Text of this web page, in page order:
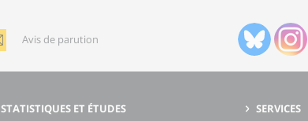
Avis de parution
STATISTIQUES ET ÉTUDES SERVICES